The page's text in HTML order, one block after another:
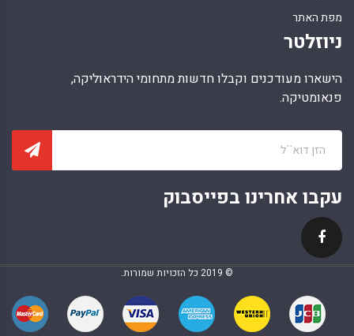
מפת האתר
ניוזלטר
הישארו מעודכנים וקבלו חדשות מתחומי הידראוליקה,
פנאומטיקה.
עקבו אחרינו בפייסבוק
© 2019 כל הזכויות שמורות.